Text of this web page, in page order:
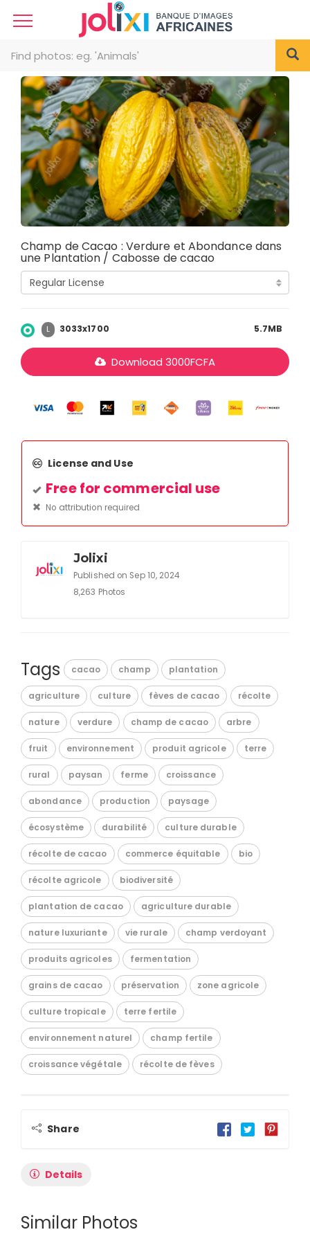
Champ de Cacao : Verdure et Abondance dans
une Plantation / Cabosse de cacao
L 3033x1700 5.7MB
Download 3000FCFA
License and Use
Free for commercial use
No attribution required
Jolixi
Published on Sep 10, 2024
8,263 Photos
Tags cacao champ plantation
agriculture culture fèves de cacao récolte
nature verdure champ de cacao arbre
fruit environnement produit agricole terre
rural paysan ferme croissance
abondance production paysage
écosystème durabilité culture durable
récolte de cacao commerce équitable bio
récolte agricole biodiversité
plantation de cacao agriculture durable
nature luxuriante vie rurale champ verdoyant
produits agricoles fermentation
grains de cacao préservation zone agricole
culture tropicale terre fertile
environnement naturel champ fertile
croissance végétale récolte de fèves
Share
Details
Similar Photos